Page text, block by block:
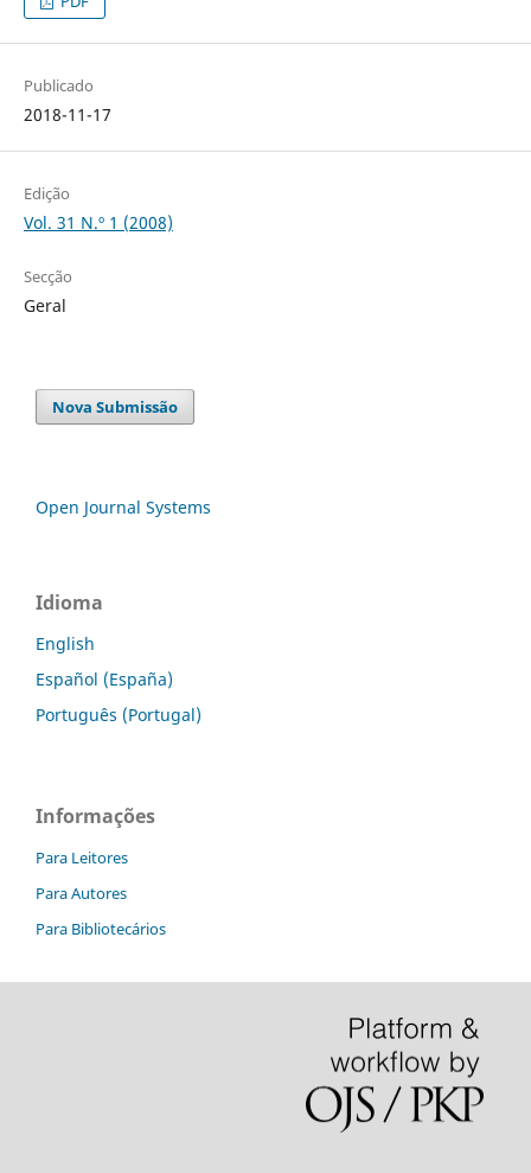
Publicado
2018-11-17
Edição
Vol. 31 N.º 1 (2008)
Secção
Geral
Nova Submissão
Open Journal Systems
Idioma
English
Español (España)
Português (Portugal)
Informações
Para Leitores
Para Autores
Para Bibliotecários